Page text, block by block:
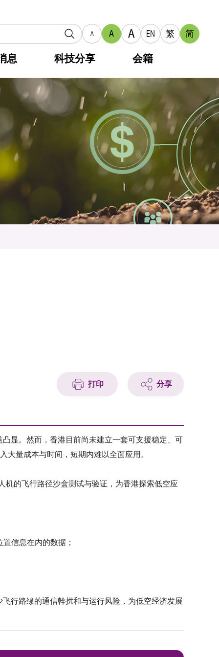
A A A EN 繁 简
息 科技分享 会籍
打印 分享
显。然而，香港目前尚未建立一套可支援稳定、可
大量成本与时间，短期内难以全面应用。
机的飞行路径沙盒测试与验证，为香港探索低空应
信息在内的数据；
行路缐的通信幹扰和与运行风险，为低空经济发展